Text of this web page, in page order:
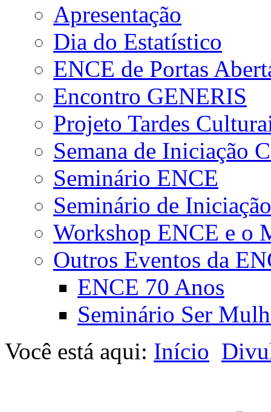
Apresentação
Dia do Estatístico
ENCE de Portas
Encontro GENERIS
Projeto Tardes
Semana de Iniciação
Seminário ENCE
Seminário de
Workshop ENCE e o
Outros Eventos da
ENCE 70 Anos
Seminário Ser
Você está aqui: Início